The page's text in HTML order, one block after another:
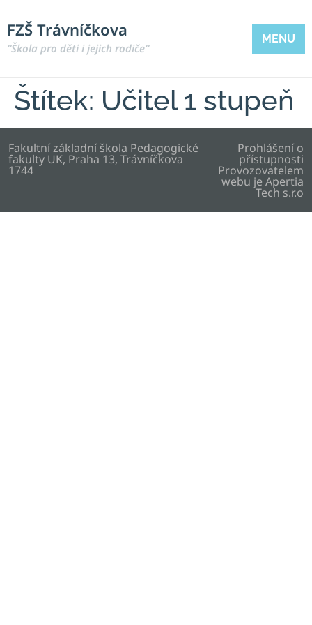
FZŠ Trávníčkova
“Škola pro děti i jejich rodiče“
MENU
Štítek: Učitel 1 stupeň
Fakultní základní škola Pedagogické
fakulty UK, Praha 13, Trávníčkova
1744
Prohlášení o
přístupnosti
Provozovatelem
webu je Apertia
Tech s.r.o